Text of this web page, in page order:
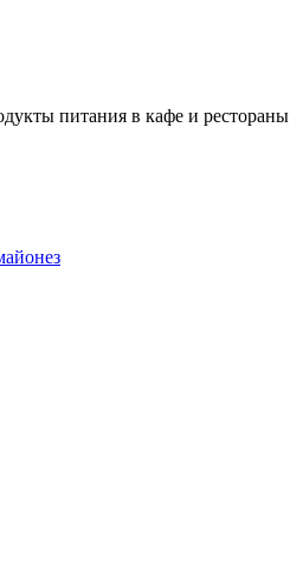
питания в кафе и рестораны